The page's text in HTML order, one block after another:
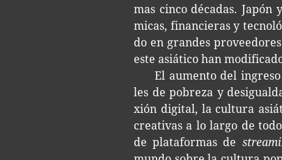
mas cinco déca­das.
mi­cas, finan­cie­ras y
do en gran­des
es­te asiá­ti­co han
El aumen­to del
les de pobre­za y
xión digi­tal, la cul­tu­ra
crea­ti­vas a lo largo de
de pla­ta­for­mas de